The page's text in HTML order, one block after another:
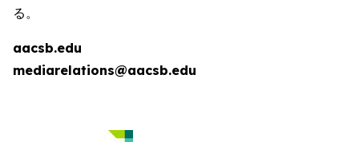
る。
aacsb.edu
mediarelations@aacsb.edu